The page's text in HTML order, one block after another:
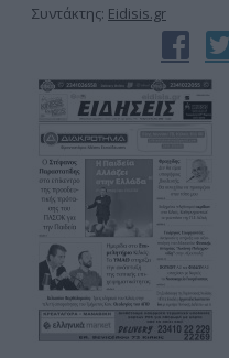
Συντάκτης: Eidisis.gr